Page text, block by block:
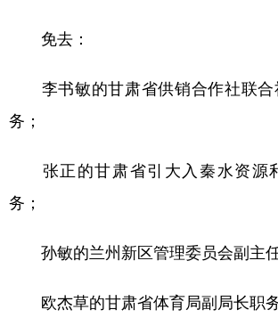
免去：
李书敏的甘肃省供销合作社联合
务；
张正的甘肃省引大入秦水资源
务；
孙敏的兰州新区管理委员会副主任
欧杰草的甘肃省体育局副局长职务